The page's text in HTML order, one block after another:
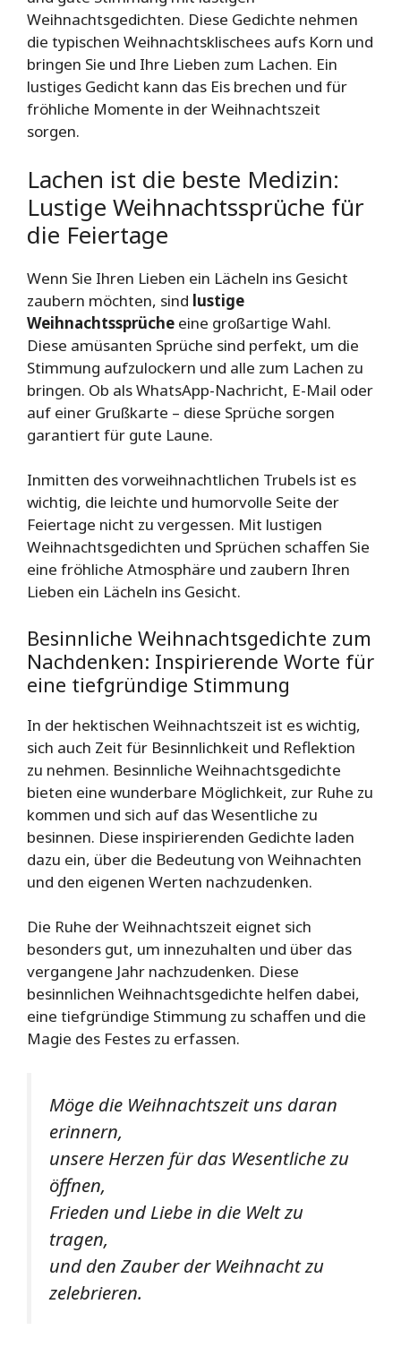
Weihnachtsgedichten. Diese Gedichte nehmen
die typischen Weihnachtsklischees aufs Korn und
bringen Sie und Ihre Lieben zum Lachen. Ein
lustiges Gedicht kann das Eis brechen und für
fröhliche Momente in der Weihnachtszeit
sorgen.
Lachen ist die beste Medizin:
Lustige Weihnachtssprüche für
die Feiertage
Wenn Sie Ihren Lieben ein Lächeln ins Gesicht
zaubern möchten, sind lustige
Weihnachtssprüche eine großartige Wahl.
Diese amüsanten Sprüche sind perfekt, um die
Stimmung aufzulockern und alle zum Lachen zu
bringen. Ob als WhatsApp-Nachricht, E-Mail oder
auf einer Grußkarte – diese Sprüche sorgen
garantiert für gute Laune.
Inmitten des vorweihnachtlichen Trubels ist es
wichtig, die leichte und humorvolle Seite der
Feiertage nicht zu vergessen. Mit lustigen
Weihnachtsgedichten und Sprüchen schaffen Sie
eine fröhliche Atmosphäre und zaubern Ihren
Lieben ein Lächeln ins Gesicht.
Besinnliche Weihnachtsgedichte zum
Nachdenken: Inspirierende Worte für
eine tiefgründige Stimmung
In der hektischen Weihnachtszeit ist es wichtig,
sich auch Zeit für Besinnlichkeit und Reflektion
zu nehmen. Besinnliche Weihnachtsgedichte
bieten eine wunderbare Möglichkeit, zur Ruhe zu
kommen und sich auf das Wesentliche zu
besinnen. Diese inspirierenden Gedichte laden
dazu ein, über die Bedeutung von Weihnachten
und den eigenen Werten nachzudenken.
Die Ruhe der Weihnachtszeit eignet sich
besonders gut, um innezuhalten und über das
vergangene Jahr nachzudenken. Diese
besinnlichen Weihnachtsgedichte helfen dabei,
eine tiefgründige Stimmung zu schaffen und die
Magie des Festes zu erfassen.
Möge die Weihnachtszeit uns daran
erinnern,
unsere Herzen für das Wesentliche zu
öffnen,
Frieden und Liebe in die Welt zu
tragen,
und den Zauber der Weihnacht zu
zelebrieren.